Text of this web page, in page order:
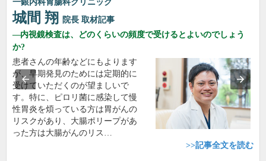
城間 翔 院長 取材記事
内視鏡検査は、どのくらいの頻度で受けるとよいのでしょう
か?
患者さんの年齢などにもよります
が、早期発見のためには定期的に
受けていただくのが望ましいで
す。特に、ピロリ菌に感染して慢
性胃炎を煩っている方は胃がんの
リスクがあり、大腸ポリープがあ
った方は大腸がんのリス…
>>記事全文を読む